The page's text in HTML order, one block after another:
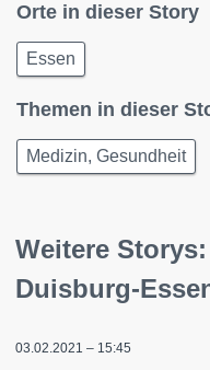
Orte in dieser Story
Essen
Themen in dieser
Medizin, Gesundheit
Weitere
Duisburg-
03.02.2021 – 15:45